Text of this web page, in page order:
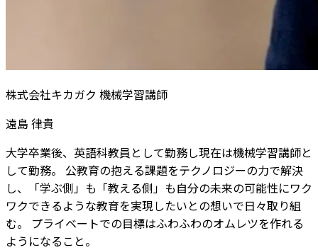
株式会社キカガク 機械学習講師
遠島 律貴
大学卒業後、英語科教員として勤務し現在は機械学習講師と
して勤務。 公教育の抱える課題をテクノロジーの力で解決
し、「学ぶ側」も「教える側」も自分の未来の可能性にワク
ワクできるような教育を実現したいとの想いで日々取り組
む。 プライベートでの目標はふわふわのオムレツを作れる
ようになること。